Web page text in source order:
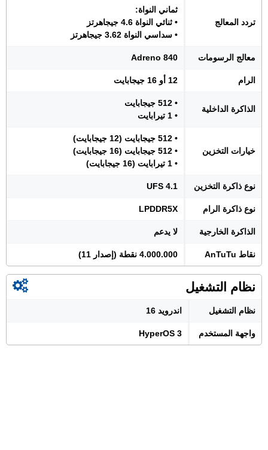
تردد المعالج
ثماني النواة:
• ثنائي النواة 4.6 جيجاهرتز
• سداسي النواة 3.62 جيجاهرتز
معالج الرسومات Adreno 840
الرام 12 أو 16 جيجابايت
الذاكرة الداخلية
• 512 جيجابايت
• 1 تيرابايت
خيارات التخزين
• 512 جيجابايت (12 جيجابايت)
• 512 جيجابايت (16 جيجابايت)
• 1 تيرابايت (16 جيجابايت)
نوع ذاكرة التخزين UFS 4.1
نوع ذاكرة الرام LPDDR5X
الذاكرة الخارجية لا يدعم
نقاط AnTuTu 4.000.000 نقطة (إصدار 11)
نظام التشغيل
نظام التشغيل اندرويد 16
واجهة المستخدم HyperOS 3